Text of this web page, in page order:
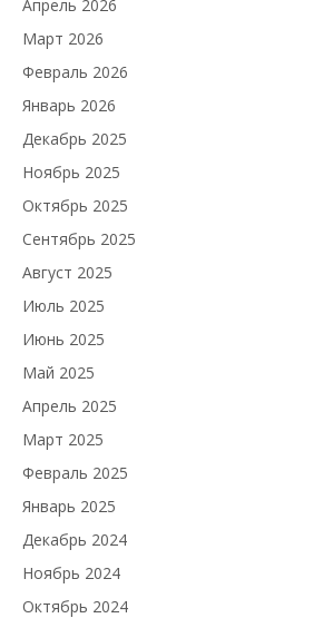
Апрель 2026
Март 2026
Февраль 2026
Январь 2026
Декабрь 2025
Ноябрь 2025
Октябрь 2025
Сентябрь 2025
Август 2025
Июль 2025
Июнь 2025
Май 2025
Апрель 2025
Март 2025
Февраль 2025
Январь 2025
Декабрь 2024
Ноябрь 2024
Октябрь 2024